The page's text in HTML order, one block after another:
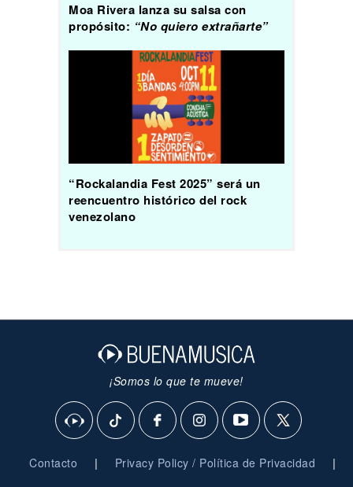
Moa Rivera lanza su salsa con
propósito: “No quiero extrañarte”
“Rockalandia Fest 2025” será un
reencuentro histórico del rock
venezolano
¡Somos lo que te mueve!
Contacto | Privacy Policy / Política de Privacidad |